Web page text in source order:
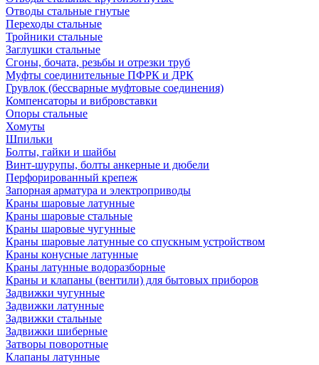
Отводы стальные гнутые
Переходы стальные
Тройники стальные
Заглушки стальные
Сгоны, бочата, резьбы и отрезки труб
Муфты соединительные ПФРК и ДРК
Грувлок (бессварные муфтовые соединения)
Компенсаторы и вибровставки
Опоры стальные
Хомуты
Шпильки
Болты, гайки и шайбы
Винт-шурупы, болты анкерные и дюбели
Перфорированный крепеж
Запорная арматура и электроприводы
Краны шаровые латунные
Краны шаровые стальные
Краны шаровые чугунные
Краны шаровые латунные со спускным устройством
Краны конусные латунные
Краны латунные водоразборные
Краны и клапаны (вентили) для бытовых приборов
Задвижки чугунные
Задвижки латунные
Задвижки стальные
Задвижки шиберные
Затворы поворотные
Клапаны латунные